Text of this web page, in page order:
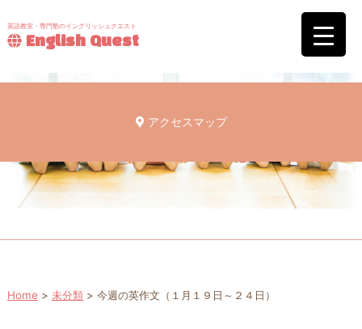
英語教室・専門塾のイングリッシュクエスト
English Quest
アクセスマップ
Home > 未分類> 今週の英作文（１月１９日～２４日）